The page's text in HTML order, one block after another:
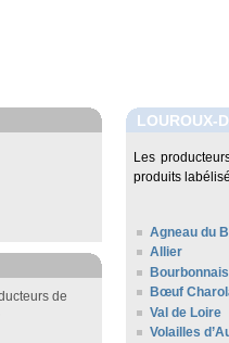
de
LOUROUX-
Les
produits
Agneau du
Allier
Bourbonnais
Bœuf
Val de Loire
Volailles